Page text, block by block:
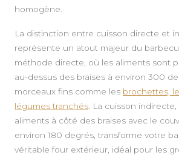
homogène.
La distinction entre cuisson directe et
représente un atout majeur du
méthode directe, où les aliments sont
au-dessus des braises à environ 300
morceaux fins comme les brochettes,
légumes tranchés . La cuisson
aliments à côté des braises avec le
environ 180 degrés, transforme votre
véritable four extérieur, idéal pour les